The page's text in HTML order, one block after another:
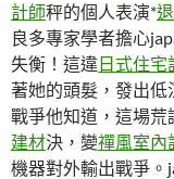
計師秤的個人表演*
良多專家學者擔心
失衡！這違日式住宅
著她的頭髮，發出低
戰爭他知道，這場
建材決，變禪風室內
機器對外輸出戰爭。